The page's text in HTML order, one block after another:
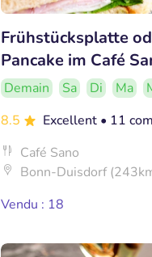
Frühstücksplatte
Pancake im Café
Demain Sa Di Ma
8.5
Excellent • 11
Café Sano
Bonn-Duisdorf
Vendu : 18